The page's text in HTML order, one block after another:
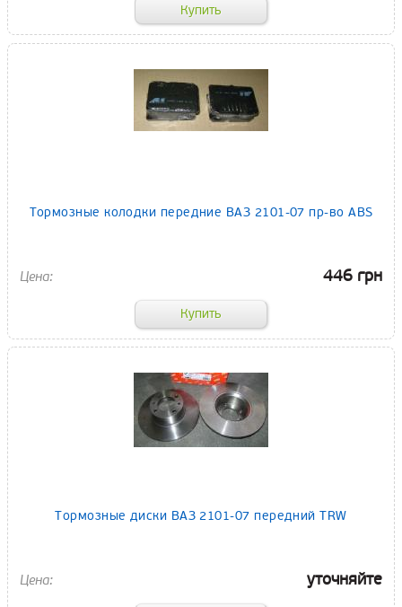
Тормозные колодки передние ВАЗ 2101-07 пр-во ABS
446 грн
Тормозные диски ВАЗ 2101-07 передний TRW
уточняйте